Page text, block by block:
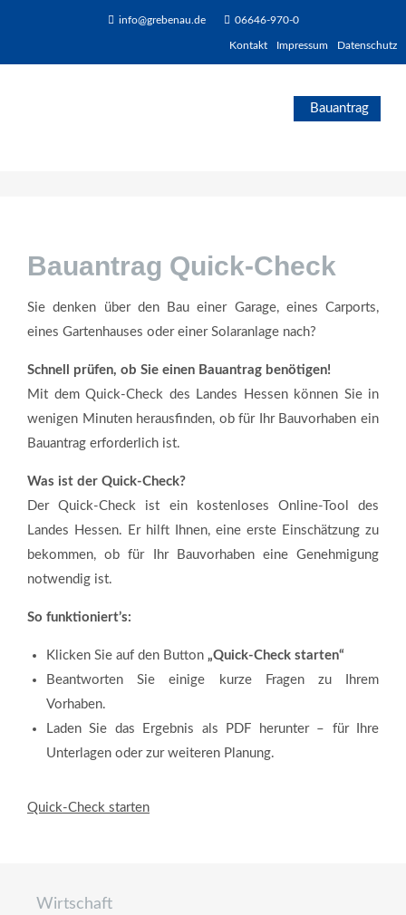
info@grebenau.de 06646-970-0
Kontakt Impressum Datenschutz
Bauantrag Quick-Check
Sie denken über den Bau einer Garage, eines Carports,
eines Gartenhauses oder einer Solaranlage nach?
Schnell prüfen, ob Sie einen Bauantrag benötigen!
Mit dem Quick-Check des Landes Hessen können Sie in
wenigen Minuten herausfinden, ob für Ihr Bauvorhaben ein
Bauantrag erforderlich ist.
Was ist der Quick-Check?
Der Quick-Check ist ein kostenloses Online-Tool des
Landes Hessen. Er hilft Ihnen, eine erste Einschätzung zu
bekommen, ob für Ihr Bauvorhaben eine Genehmigung
notwendig ist.
So funktioniert’s:
Klicken Sie auf den Button „Quick-Check starten“
Beantworten Sie einige kurze Fragen zu Ihrem
Vorhaben.
Laden Sie das Ergebnis als PDF herunter – für Ihre
Unterlagen oder zur weiteren Planung.
Quick-Check starten
Wirtschaft